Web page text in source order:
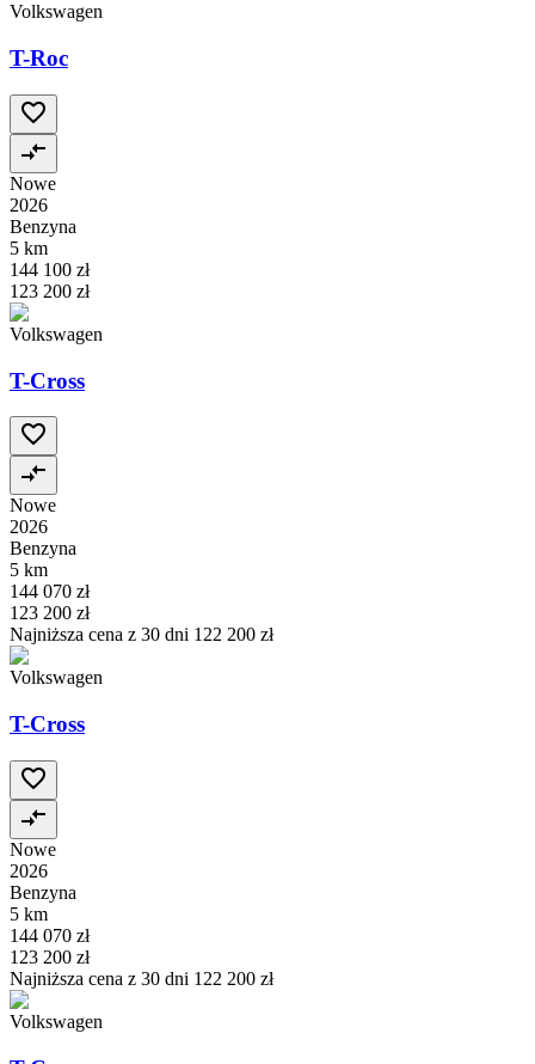
Volkswagen
T-Roc
Nowe
2026
Benzyna
5 km
144 100 zł
123 200 zł
Volkswagen
T-Cross
Nowe
2026
Benzyna
5 km
144 070 zł
123 200 zł
Najniższa cena z 30 dni 122 200 zł
Volkswagen
T-Cross
Nowe
2026
Benzyna
5 km
144 070 zł
123 200 zł
Najniższa cena z 30 dni 122 200 zł
Volkswagen